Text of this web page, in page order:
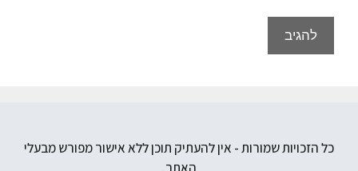
כל הזכויות שמורות - אין להעתיק תוכן ללא אישור מפורש מבעלי